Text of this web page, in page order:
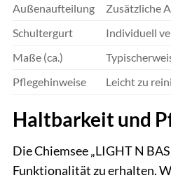
Außenaufteilung
Zusätzliche
Schultergurt
Individuell
Maße (ca.)
Pflegehinweise
Leicht zu
Haltbarkeit und
Die Chiemsee „LIGHT N
Funktionalität zu erhalten.